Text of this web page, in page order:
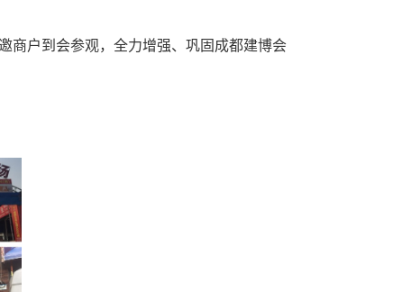
商户到会参观，全力增强、巩固成都建博会